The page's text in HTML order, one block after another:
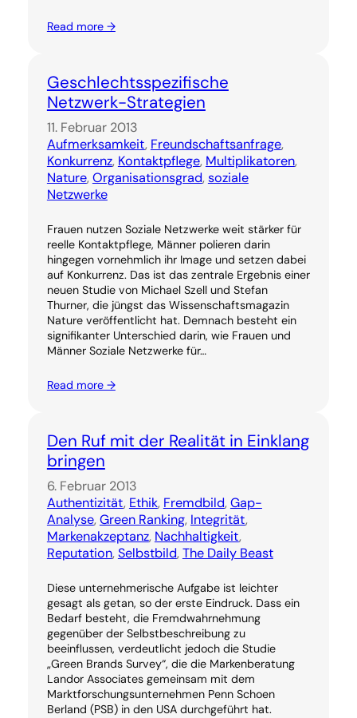
Read more →
Geschlechtsspezifische
Netzwerk-Strategien
11. Februar 2013
Aufmerksamkeit, Freundschaftsanfrage,
Konkurrenz, Kontaktpflege, Multiplikatoren,
Nature, Organisationsgrad, soziale
Netzwerke
Frauen nutzen Soziale Netzwerke weit stärker für
reelle Kontaktpflege, Männer polieren darin
hingegen vornehmlich ihr Image und setzen dabei
auf Konkurrenz. Das ist das zentrale Ergebnis einer
neuen Studie von Michael Szell und Stefan
Thurner, die jüngst das Wissenschaftsmagazin
Nature veröffentlicht hat. Demnach besteht ein
signifikanter Unterschied darin, wie Frauen und
Männer Soziale Netzwerke für…
Read more →
Den Ruf mit der Realität in Einklang
bringen
6. Februar 2013
Authentizität, Ethik, Fremdbild, Gap-
Analyse, Green Ranking, Integrität,
Markenakzeptanz, Nachhaltigkeit,
Reputation, Selbstbild, The Daily Beast
Diese unternehmerische Aufgabe ist leichter
gesagt als getan, so der erste Eindruck. Dass ein
Bedarf besteht, die Fremdwahrnehmung
gegenüber der Selbstbeschreibung zu
beeinflussen, verdeutlicht jedoch die Studie
„Green Brands Survey“, die die Markenberatung
Landor Associates gemeinsam mit dem
Marktforschungsunternehmen Penn Schoen
Berland (PSB) in den USA durchgeführt hat.